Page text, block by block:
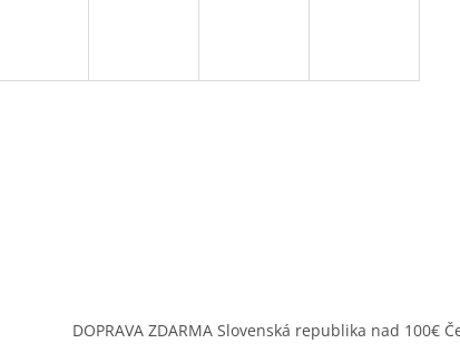
DOPRAVA ZDARMA Slovenská republika nad 100€